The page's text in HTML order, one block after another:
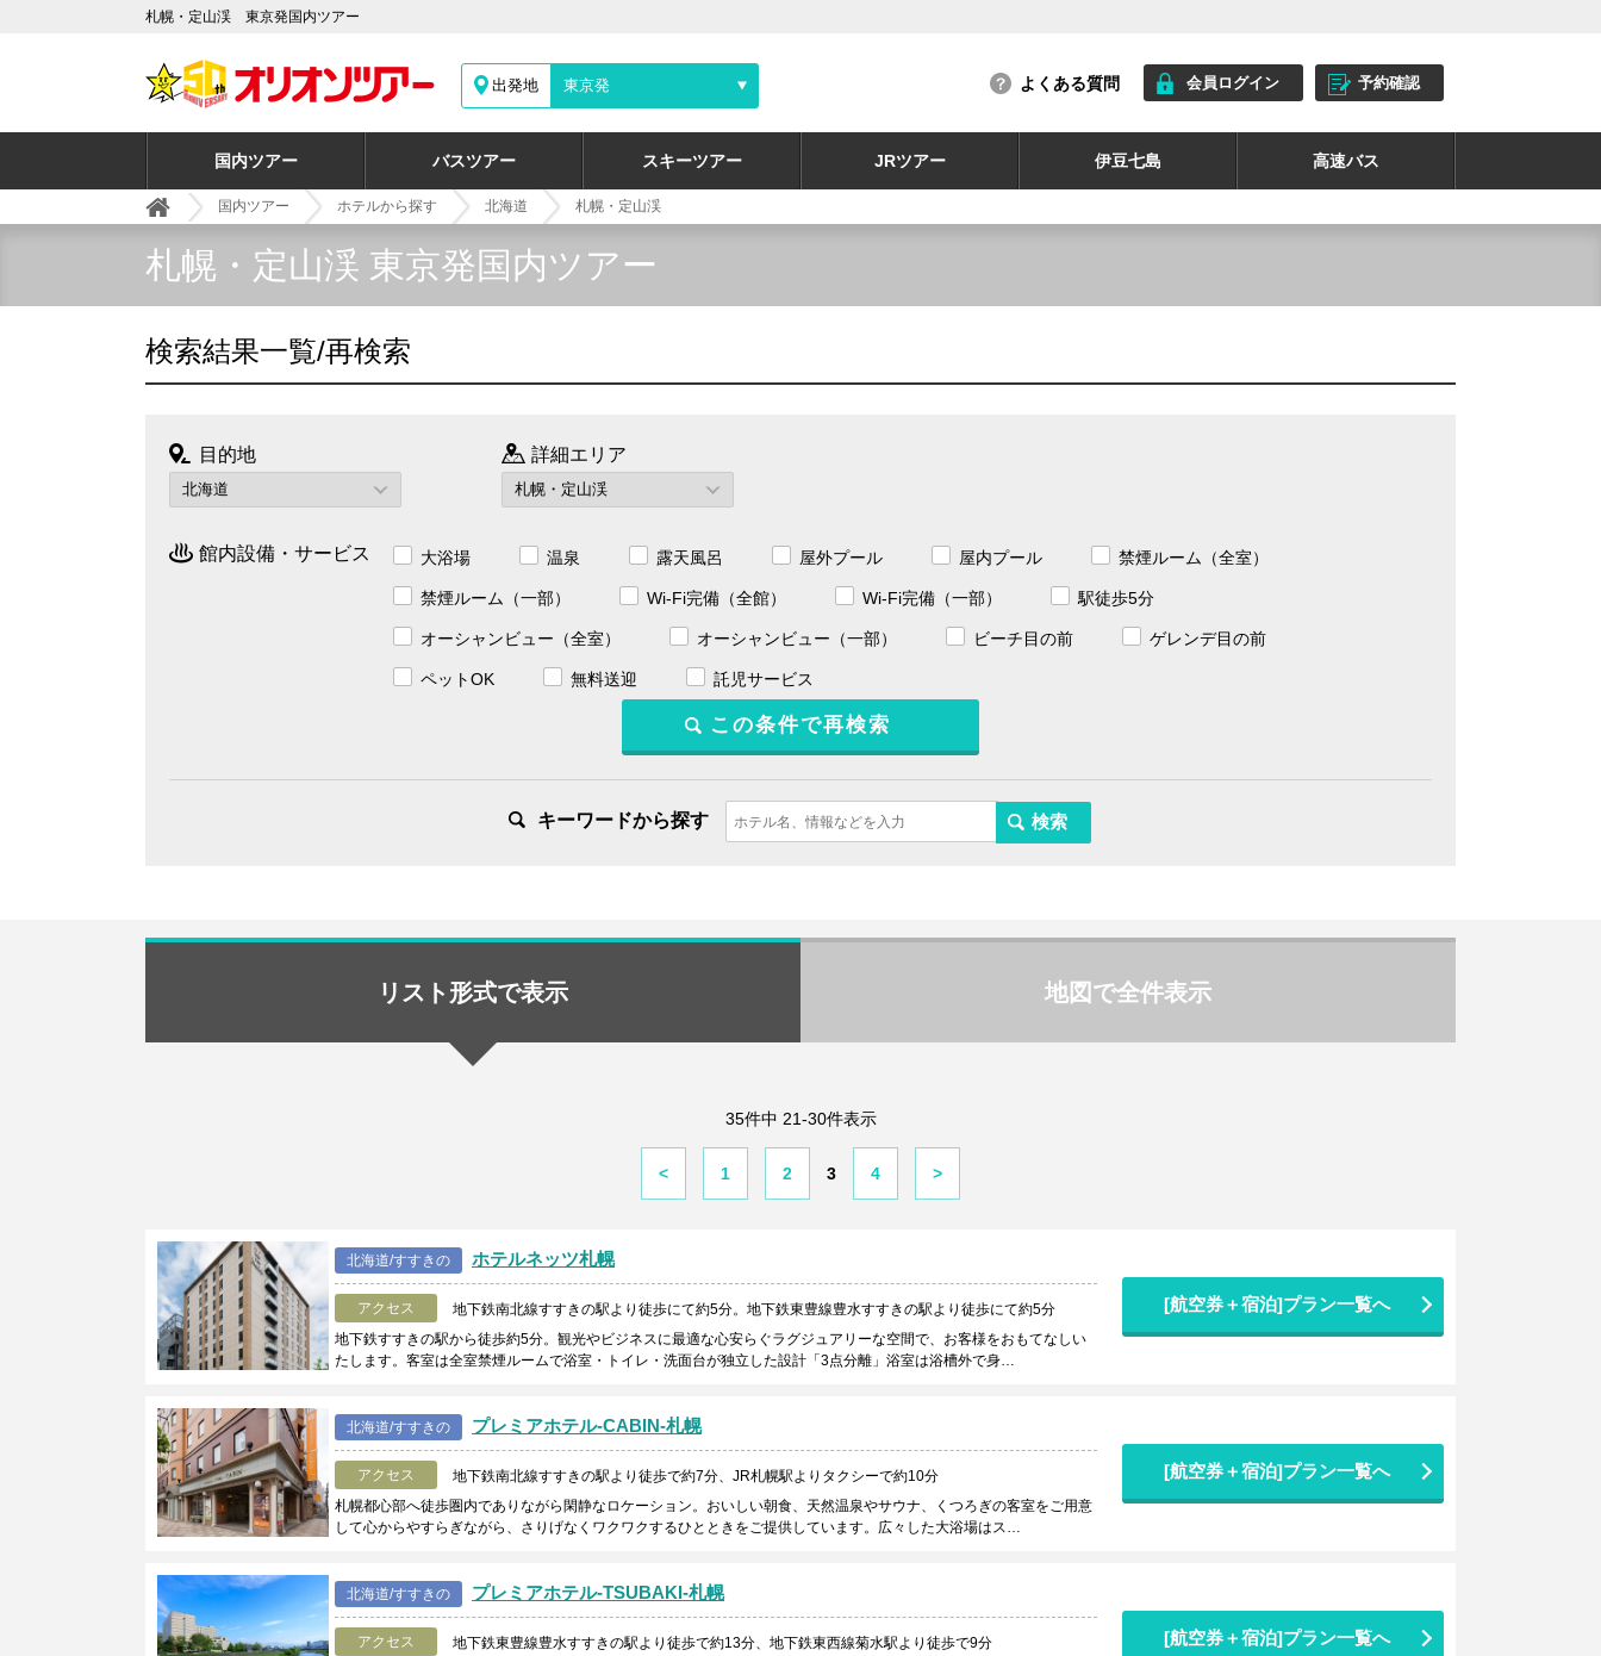
札幌・定山渓 東京発国内ツアー
出発地 東京発 よくある質問 会員ログイン 予約確認
国内ツアー バスツアー スキーツアー JRツアー 伊豆七島 高速バス
国内ツアー ホテルから探す 北海道 札幌・定山渓
札幌・定山渓 東京発国内ツアー
検索結果一覧/再検索
目的地 詳細エリア
館内設備・サービス 大浴場 温泉 露天風呂 屋外プール 屋内プール 禁煙ルーム（全室）
禁煙ルーム（一部） Wi-Fi完備（全館） Wi-Fi完備（一部） 駅徒歩5分
オーシャンビュー（全室） オーシャンビュー（一部） ビーチ目の前 ゲレンデ目の前
ペットOK 無料送迎 託児サービス
キーワードから探す
リスト形式で表示 地図で全件表示
35件中 21-30件表示
< 1 2 3 4 >
北海道/すすきの ホテルネッツ札幌
アクセス
地下鉄南北線すすきの駅より徒歩にて約5分。地下鉄東豊線豊水すすきの駅より徒歩にて約5分
地下鉄すすきの駅から徒歩約5分。観光やビジネスに最適な心安らぐラグジュアリーな空間で、お客様をおもてなしい
たします。客室は全室禁煙ルームで浴室・トイレ・洗面台が独立した設計「3点分離」浴室は浴槽外で身…
[航空券＋宿泊]プラン一覧へ
北海道/すすきの プレミアホテル-CABIN-札幌
アクセス
地下鉄南北線すすきの駅より徒歩で約7分、JR札幌駅よりタクシーで約10分
札幌都心部へ徒歩圏内でありながら閑静なロケーション。おいしい朝食、天然温泉やサウナ、くつろぎの客室をご用意
して心からやすらぎながら、さりげなくワクワクするひとときをご提供しています。広々した大浴場はス…
[航空券＋宿泊]プラン一覧へ
北海道/すすきの プレミアホテル-TSUBAKI-札幌
アクセス
地下鉄東豊線豊水すすきの駅より徒歩で約13分、地下鉄東西線菊水駅より徒歩で9分
[航空券＋宿泊]プラン一覧へ